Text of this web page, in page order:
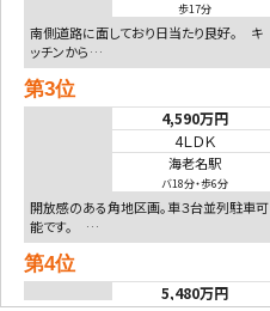
歩17分
南側道路に面しており日当たり良好。 キ
ッチンから…
第3位
4,590万円
4ＬＤＫ
海老名駅
バ18分・歩6分
開放感のある角地区画。車３台並列駐車可
能です。 …
第4位
5,480万円